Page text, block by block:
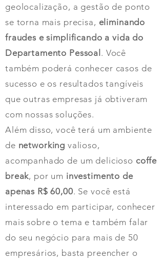
geolocalização, a gestão de ponto
se torna mais precisa, eliminando
fraudes e simplificando a vida do
Departamento Pessoal . Você
também poderá conhecer casos de
sucesso e os resultados tangíveis
que outras empresas já obtiveram
com nossas soluções.
Além disso, você terá um ambiente
de networking valioso,
acompanhado de um delicioso coffe
break, por um investimento de
apenas R$ 60,00. Se você está
interessado em participar, conhecer
mais sobre o tema e também falar
do seu negócio para mais de 50
empresários, basta preencher o